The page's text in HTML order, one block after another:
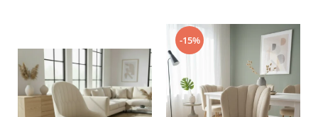
-15%